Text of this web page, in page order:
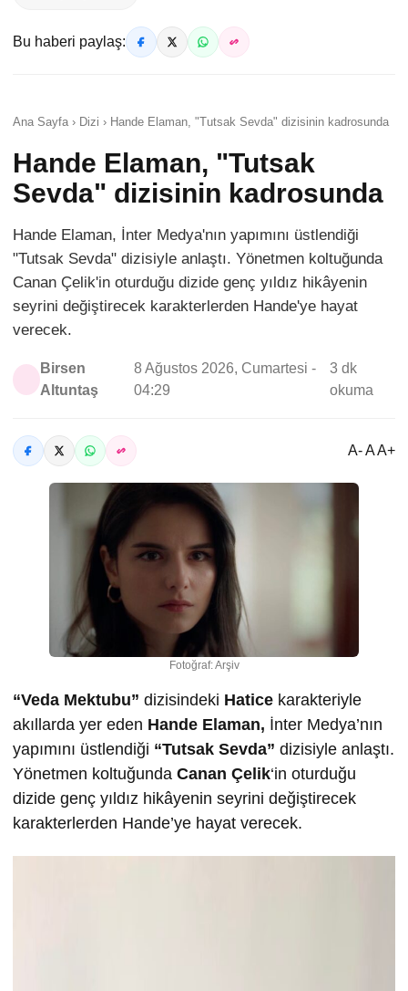
Bu haberi paylaş:
Ana Sayfa › Dizi › Hande Elaman, "Tutsak Sevda" dizisinin kadrosunda
Hande Elaman, "Tutsak
Sevda" dizisinin kadrosunda
Hande Elaman, İnter Medya'nın yapımını üstlendiği
"Tutsak Sevda" dizisiyle anlaştı. Yönetmen koltuğunda
Canan Çelik'in oturduğu dizide genç yıldız hikâyenin
seyrini değiştirecek karakterlerden Hande'ye hayat
verecek.
Birsen
Altuntaş
8 Ağustos 2026, Cumartesi -
04:29
3 dk
okuma
A- A A+
Fotoğraf: Arşiv
“Veda Mektubu” dizisindeki Hatice karakteriyle
akıllarda yer eden Hande Elaman, İnter Medya’nın
yapımını üstlendiği “Tutsak Sevda” dizisiyle anlaştı.
Yönetmen koltuğunda Canan Çelik‘in oturduğu
dizide genç yıldız hikâyenin seyrini değiştirecek
karakterlerden Hande’ye hayat verecek.